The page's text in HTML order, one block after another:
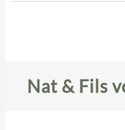
Nat & Fils